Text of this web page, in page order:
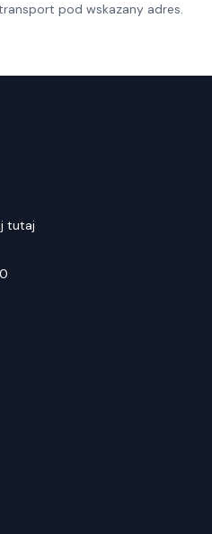
pod wskazany adres.
tutaj